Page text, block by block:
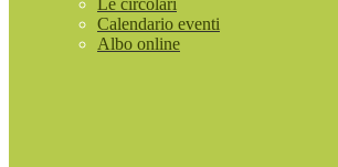
Le circolari
Calendario eventi
Albo online